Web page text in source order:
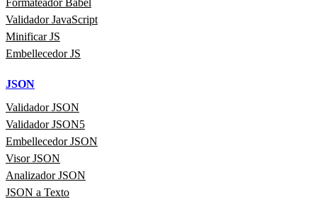
Validador JavaScript
Minificar JS
Embellecedor JS
JSON
Validador JSON
Validador JSON5
Embellecedor JSON
Visor JSON
Analizador JSON
JSON a Texto